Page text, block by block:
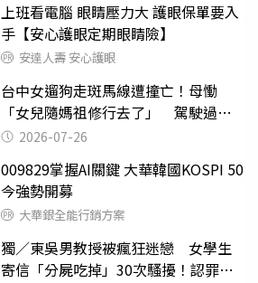
上班看電腦 眼睛壓力大 護眼保單要入
手【安心護眼定期眼睛險】
安達人壽 安心護眼
台中女遛狗走斑馬線遭撞亡！母慟
「女兒隨媽祖修行去了」 駕駛過失
致死判9月
2026-07-26
009829掌握AI關鍵 大華韓國KOSPI 50
今強勢開募
大華銀全能行銷方案
獨／東吳男教授被瘋狂迷戀 女學生
寄信「分屍吃掉」30次騷擾！認罪免